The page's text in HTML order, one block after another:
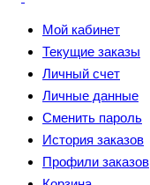
Мой кабинет
Текущие заказы
Личный счет
Личные данные
Сменить пароль
История заказов
Профили заказов